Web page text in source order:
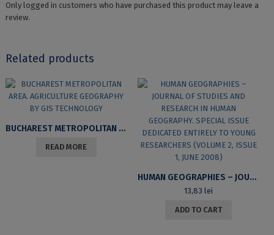
Only logged in customers who have purchased this product may leave a
review.
Related products
BUCHAREST METROPOLITAN AREA. AGRICULTURE GEOGRAPHY BY GIS TECHNOLOGY
READ MORE
HUMAN GEOGRAPHIES – JOURNAL OF STUDIES AND RESEARCH IN HUMAN GEOGRAPHY. SPECIAL ISSUE DEDICATED ENTIRELY TO YOUNG RESEARCHERS (VOLUME 2, ISSUE 1, JUNE 2008)
13,83lei
ADD TO CART